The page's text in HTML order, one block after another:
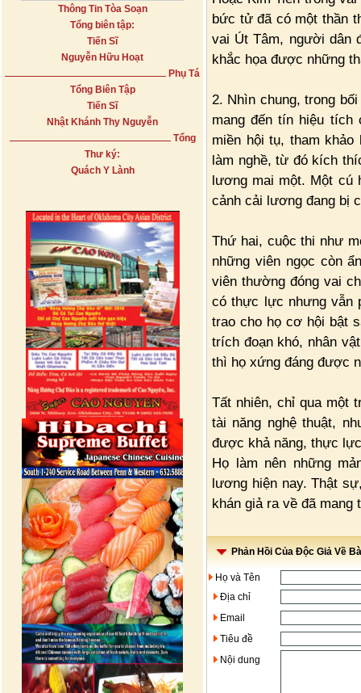
Thông Tin Tòa Soạn
Tổng biên tập:
Tiến Sĩ
Nguyễn Hữu Hoạt
Phụ Tá
Tổng Biên Tập
Tiến Sĩ
Nhật Khánh Thy Nguyễn
Tổng
Thư ký:
Quách Y Lành
bức tử đã có một thần
vai Út Tâm, người dân
khắc họa được những
2. Nhìn chung, trong
mang đến tín hiệu
miền hội tụ, tham
làm nghề, từ đó kích
lương mai một. Một cú
cảnh cải lương đang bị
Thứ hai, cuộc thi như
những viên ngọc còn
viên thường đóng vai
có thực lực nhưng vẫn
trao cho họ cơ hội bật
trích đoạn khó, nhân
thì họ xứng đáng được
Tất nhiên, chỉ qua một
tài năng nghệ thuật,
được khả năng, thực
Họ làm nên những
lương hiện nay. Thật
khán giả ra về đã mang
Phản Hồi Của Độc Giả Về
Họ và Tên
Địa chỉ
Email
Tiêu đề
Nội dung